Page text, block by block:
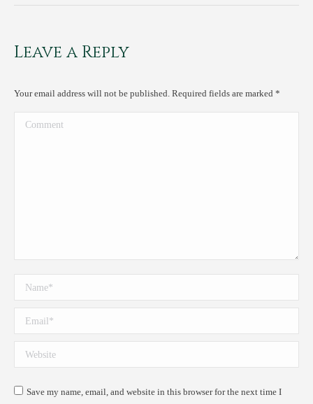
Leave a Reply
Your email address will not be published. Required fields are marked *
Comment
Name *
Email *
Website
Save my name, email, and website in this browser for the next time I